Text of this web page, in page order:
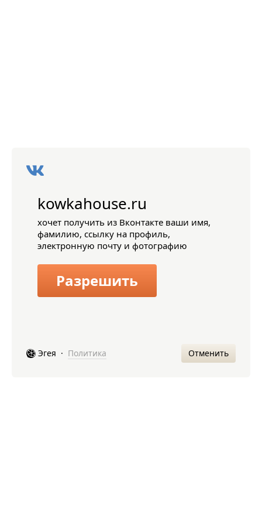
kowkahouse.ru
хочет получить из Вконтакте ваши имя,
фамилию, ссылку на профиль,
электронную почту и фотографию
Разрешить
Эгея · Политика Отменить